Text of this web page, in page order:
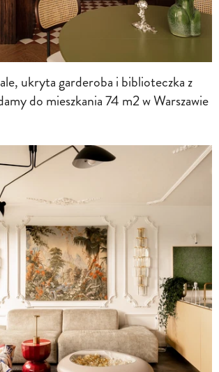
ukryta garderoba i biblioteczka z
do mieszkania 74 m2 w Warszawie